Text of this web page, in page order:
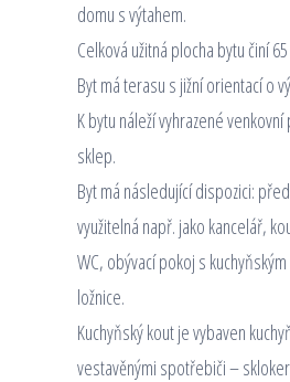
domu s výtahem.
Celková užitná plocha bytu činí
Byt má terasu s jižní orientací o
K bytu náleží vyhrazené
sklep.
Byt má následující dispozici:
využitelná např. jako kancelář,
WC, obývací pokoj s
ložnice.
Kuchyňský kout je vybaven
vestavěnými spotřebiči –